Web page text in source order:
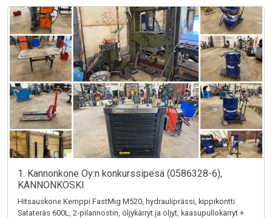
1. Kannonkone Oy:n konkurssipesä (0586328-6),
KANNONKOSKI
Hitsauskone Kemppi FastMig M520, hydrauliprässi, kippikontti
Satateräs 600L, 2-pilarinostin, öljykärryt ja öljyt, kaasupullokärryt +